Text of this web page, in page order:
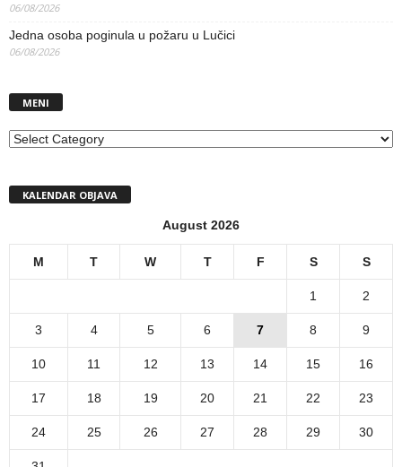
06/08/2026
Jedna osoba poginula u požaru u Lučici
06/08/2026
MENI
MENI
KALENDAR OBJAVA
August 2026
M T W T F S S
1 2
3 4 5 6 7 8 9
10 11 12 13 14 15 16
17 18 19 20 21 22 23
24 25 26 27 28 29 30